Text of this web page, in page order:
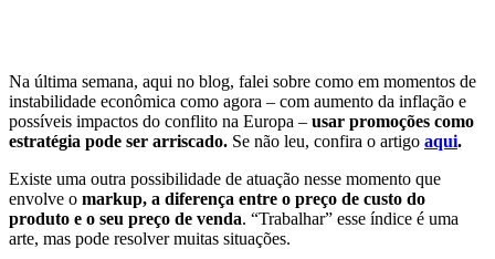
Na última semana, aqui no blog, falei sobre como em momentos de
instabilidade econômica como agora – com aumento da inflação e
possíveis impactos do conflito na Europa – usar promoções como
estratégia pode ser arriscado. Se não leu, confira o artigo aqui.
Existe uma outra possibilidade de atuação nesse momento que
envolve o markup, a diferença entre o preço de custo do
produto e o seu preço de venda. “Trabalhar” esse índice é uma
arte, mas pode resolver muitas situações.